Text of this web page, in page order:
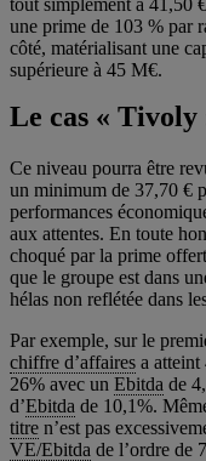
tout simplement à 41,50
une prime de 103 % par
côté, matérialisant une
supérieure à 45 M€.
Le cas « Tivoly
Ce niveau pourra être
un minimum de 37,70 €
performances
aux attentes. En toute
choqué par la prime
que le groupe est dans
hélas non reflétée dans
Par exemple, sur le
chiffre d’affaires a atteint
26% avec un Ebitda de
d’Ebitda de 10,1%.
titre n’est pas
VE/Ebitda de l’ordre de